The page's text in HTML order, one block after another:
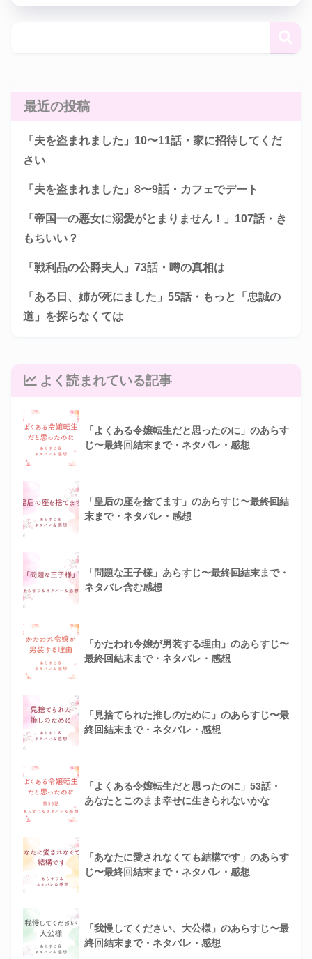
最近の投稿
「夫を盗まれました」10〜11話・家に招待してくだ
さい
「夫を盗まれました」8〜9話・カフェでデート
「帝国一の悪女に溺愛がとまりません！」107話・き
もちいい？
「戦利品の公爵夫人」73話・噂の真相は
「ある日、姉が死にました」55話・もっと「忠誠の
道」を探らなくては
よく読まれている記事
「よくある令嬢転生だと思ったのに」のあらす
じ〜最終回結末まで・ネタバレ・感想
「皇后の座を捨てます」のあらすじ〜最終回結
末まで・ネタバレ・感想
「問題な王子様」あらすじ〜最終回結末まで・
ネタバレ含む感想
「かたわれ令嬢が男装する理由」のあらすじ〜
最終回結末まで・ネタバレ・感想
「見捨てられた推しのために」のあらすじ〜最
終回結末まで・ネタバレ・感想
「よくある令嬢転生だと思ったのに」53話・
あなたとこのまま幸せに生きられないかな
「あなたに愛されなくても結構です」のあらす
じ〜最終回結末まで・ネタバレ・感想
「我慢してください、大公様」のあらすじ〜最
終回結末まで・ネタバレ・感想